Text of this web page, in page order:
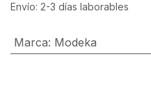
Envío: 2-3 días laborables
Marca: Modeka